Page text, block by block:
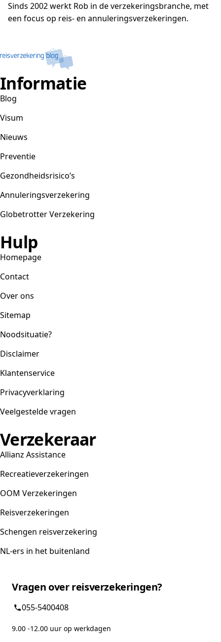
Sinds 2002 werkt Rob in de verzekeringsbranche, met
een focus op reis- en annuleringsverzekeringen.
Informatie
Blog
Visum
Nieuws
Preventie
Gezondheidsrisico’s
Annuleringsverzekering
Globetrotter Verzekering
Hulp
Homepage
Contact
Over ons
Sitemap
Noodsituatie?
Disclaimer
Klantenservice
Privacyverklaring
Veelgestelde vragen
Verzekeraar
Allianz Assistance
Recreatieverzekeringen
OOM Verzekeringen
Reisverzekeringen
Schengen reisverzekering
NL-ers in het buitenland
Vragen over reisverzekeringen?
055-5400408
9.00 -12.00 uur op werkdagen